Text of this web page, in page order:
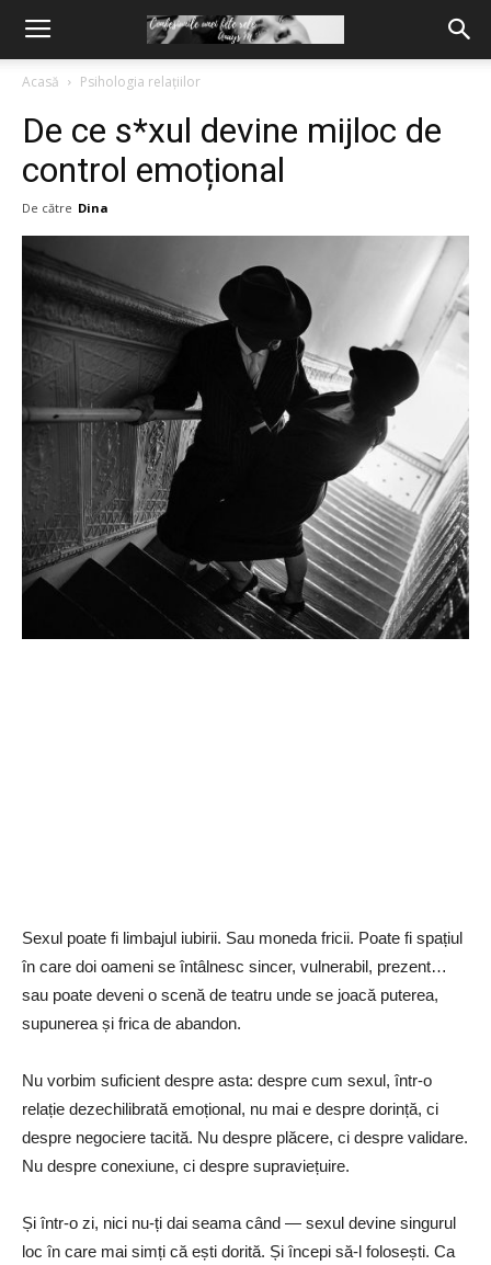
Acasă Psihologia relațiilor
De ce s*xul devine mijloc de
control emoțional
De către Dina
Sexul poate fi limbajul iubirii. Sau moneda fricii. Poate fi spațiul
în care doi oameni se întâlnesc sincer, vulnerabil, prezent…
sau poate deveni o scenă de teatru unde se joacă puterea,
supunerea și frica de abandon.
Nu vorbim suficient despre asta: despre cum sexul, într-o
relație dezechilibrată emoțional, nu mai e despre dorință, ci
despre negociere tacită. Nu despre plăcere, ci despre validare.
Nu despre conexiune, ci despre supraviețuire.
Și într-o zi, nici nu-ți dai seama când — sexul devine singurul
loc în care mai simți că ești dorită. Și începi să-l folosești. Ca